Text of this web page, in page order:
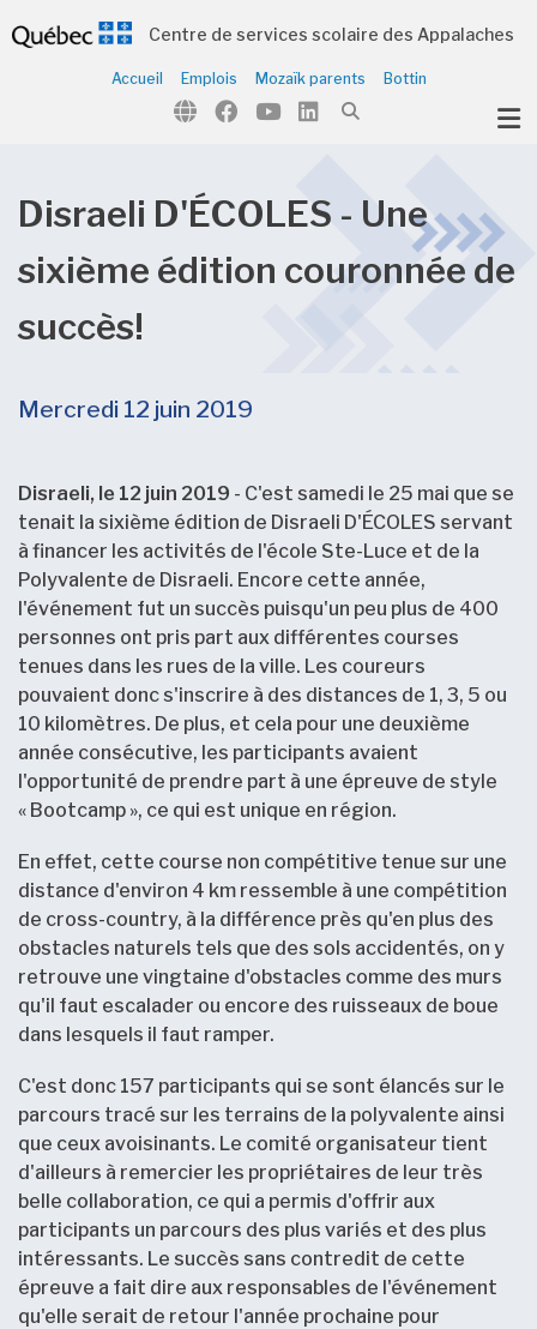
(Notre organisation )
(Parents et élèves )
Centre de services scolaire des Appalaches
Accueil Emplois Mozaïk parents Bottin
Disraeli D'ÉCOLES - Une
sixième édition couronnée de
succès!
Mercredi 12 juin 2019
Disraeli, le 12 juin 2019 - C'est samedi le 25 mai que se
tenait la sixième édition de Disraeli D'ÉCOLES servant
à financer les activités de l'école Ste-Luce et de la
Polyvalente de Disraeli. Encore cette année,
l'événement fut un succès puisqu'un peu plus de 400
personnes ont pris part aux différentes courses
tenues dans les rues de la ville. Les coureurs
pouvaient donc s'inscrire à des distances de 1, 3, 5 ou
10 kilomètres. De plus, et cela pour une deuxième
année consécutive, les participants avaient
l'opportunité de prendre part à une épreuve de style
« Bootcamp », ce qui est unique en région.
En effet, cette course non compétitive tenue sur une
distance d'environ 4 km ressemble à une compétition
de cross-country, à la différence près qu'en plus des
obstacles naturels tels que des sols accidentés, on y
retrouve une vingtaine d'obstacles comme des murs
qu'il faut escalader ou encore des ruisseaux de boue
dans lesquels il faut ramper.
C'est donc 157 participants qui se sont élancés sur le
parcours tracé sur les terrains de la polyvalente ainsi
que ceux avoisinants. Le comité organisateur tient
d'ailleurs à remercier les propriétaires de leur très
belle collaboration, ce qui a permis d'offrir aux
participants un parcours des plus variés et des plus
intéressants. Le succès sans contredit de cette
épreuve a fait dire aux responsables de l'événement
qu'elle serait de retour l'année prochaine pour